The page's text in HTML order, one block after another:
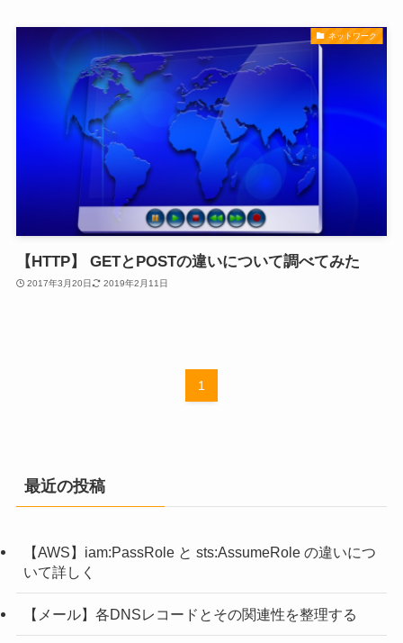
ネットワーク
【HTTP】 GETとPOSTの違いについて調べてみた
2017年3月20日 2019年2月11日
1
最近の投稿
【AWS】iam:PassRole と sts:AssumeRole の違いにつ
いて詳しく
【メール】各DNSレコードとその関連性を整理する